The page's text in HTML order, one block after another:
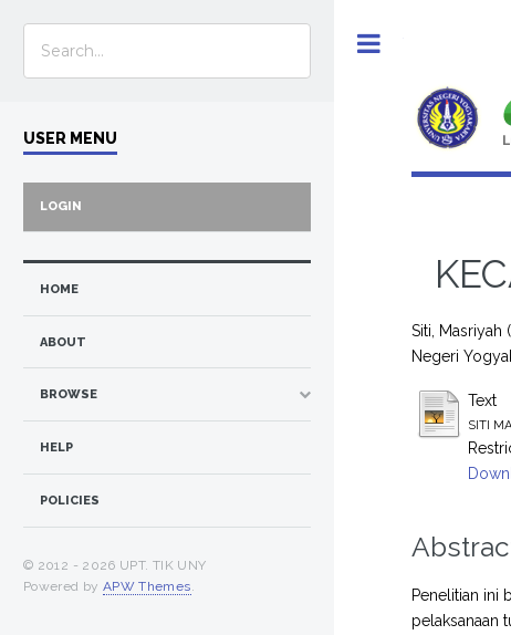
Siti, Masriyah
Negeri
Text
SITI
Penelitian ini
pelaksanaan
USER MENU
LOGIN
HOME
ABOUT
BROWSE
HELP
POLICIES
© 2012 - 2026 UPT. TIK UNY
Powered by APW Themes